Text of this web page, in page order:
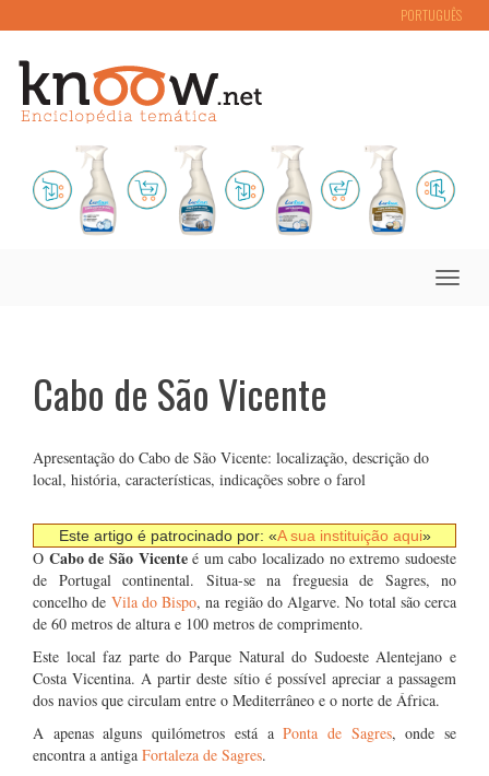
PORTUGUÊS
Toggle
Cabo de São Vicente
Apresentação do Cabo de São Vicente: localização, descrição do
local, história, características, indicações sobre o farol
Este artigo é patrocinado por: «A sua instituição aqui»
O Cabo de São Vicenteé um cabo localizado no extremo sudoeste
de Portugal continental. Situa-se na freguesia de Sagres, no
concelho de Vila do Bispo, na região do Algarve. No total são cerca
de 60 metros de altura e 100 metros de comprimento.
Este local faz parte do Parque Natural do Sudoeste Alentejano e
Costa Vicentina. A partir deste sítio é possível apreciar a passagem
dos navios que circulam entre o Mediterrâneo e o norte de África.
A apenas alguns quilómetros está aPonta de Sagres, onde se
encontra a antiga Fortaleza de Sagres.